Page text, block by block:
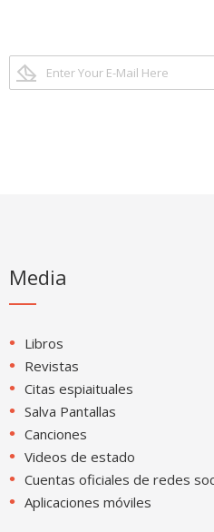
Media
Libros
Revistas
Citas espiaituales
Salva Pantallas
Canciones
Videos de estado
Cuentas oficiales de redes
Aplicaciones móviles